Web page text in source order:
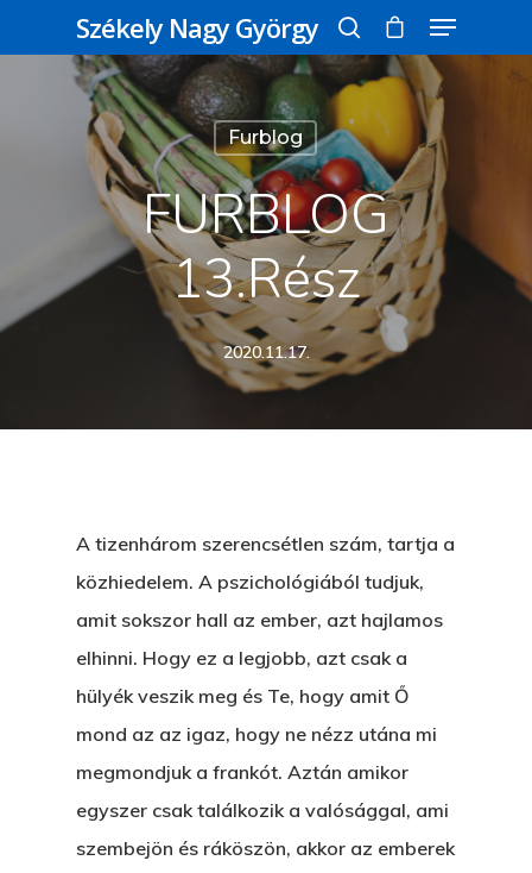
Üss egy entert a kereséshez, vagy nyomd
meg az ESC gombot a bezáráshoz
Székely Nagy György
Furblog
FURBLOG
13.rész
2020.11.17.
A tizenhárom szerencsétlen szám, tartja a
közhiedelem. A pszichológiából tudjuk,
amit sokszor hall az ember, azt hajlamos
elhinni. Hogy ez a legjobb, azt csak a
hülyék veszik meg és Te, hogy amit Ő
mond az az igaz, hogy ne nézz utána mi
megmondjuk a frankót. Aztán amikor
egyszer csak találkozik a valósággal, ami
szembejön és ráköszön, akkor az emberek